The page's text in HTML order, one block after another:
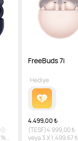
%0
FreeBuds 7i
4.499,00 ₺
(TESF)4.999,00 ₺
veya 3X1.499,67 ₺
Hediye